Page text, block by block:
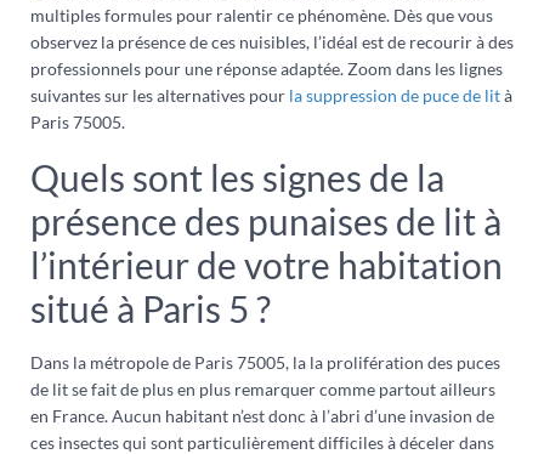
multiples formules pour ralentir ce phénomène. Dès que vous
observez la présence de ces nuisibles, l’idéal est de recourir à des
professionnels pour une réponse adaptée. Zoom dans les lignes
suivantes sur les alternatives pour la suppression de puce de lità
Paris 75005.
Quels sont les signes de la
présence des punaises de lit à
l’intérieur de votre habitation
situé à Paris 5 ?
Dans la métropole de Paris 75005, la la prolifération des puces
de lit se fait de plus en plus remarquer comme partout ailleurs
en France. Aucun habitant n’est donc à l’abri d’une invasion de
ces insectes qui sont particulièrement difficiles à déceler dans